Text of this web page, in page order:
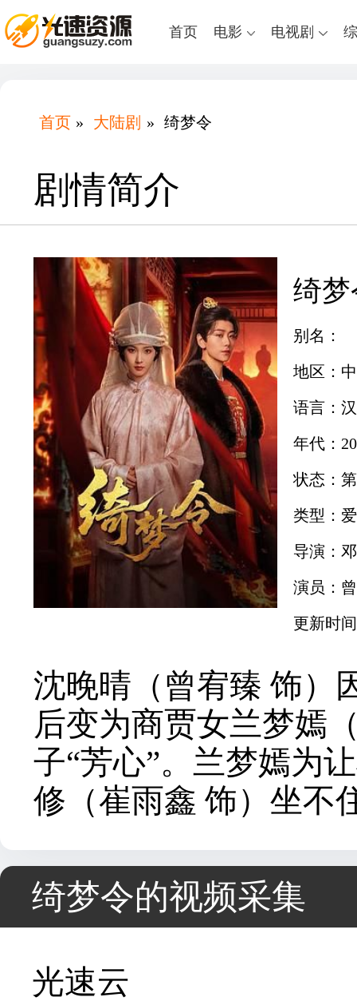
首页 电影 电视剧
首页 » 大陆剧 » 绮梦令
剧情简介
绮梦
别名：
地区：
语言：
年代：
状态：
类型：
导演：
演员：
更新时
沈晚晴（曾宥臻 饰）
后变为商贾女兰梦嫣
子“芳心”。兰梦嫣为
修（崔雨鑫 饰）坐
绮梦令的视频采集
光速云